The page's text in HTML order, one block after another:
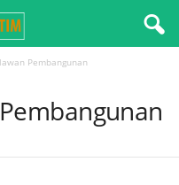
Pembangunan